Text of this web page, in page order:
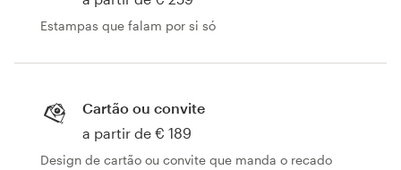
Estampas que falam por si só
Cartão ou convite
a partir de € 189
Design de cartão ou convite que manda o recado
Recursos
Preços
Torne-se um designer